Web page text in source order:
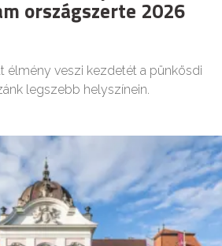
országszerte 2026
élmény veszi kezdetét a pünkösdi
legszebb helyszínein.